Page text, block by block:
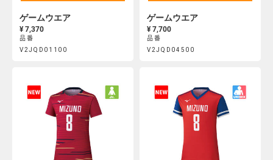
ゲームウエア
¥ 7,370
Product
Actions
品番
V2JQD01100
ゲームウエア
¥ 7,700
Product
Actions
品番
V2JQD04500